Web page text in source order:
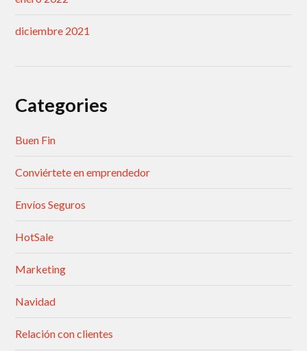
diciembre 2021
Categories
Buen Fin
Conviértete en emprendedor
Envíos Seguros
HotSale
Marketing
Navidad
Relación con clientes